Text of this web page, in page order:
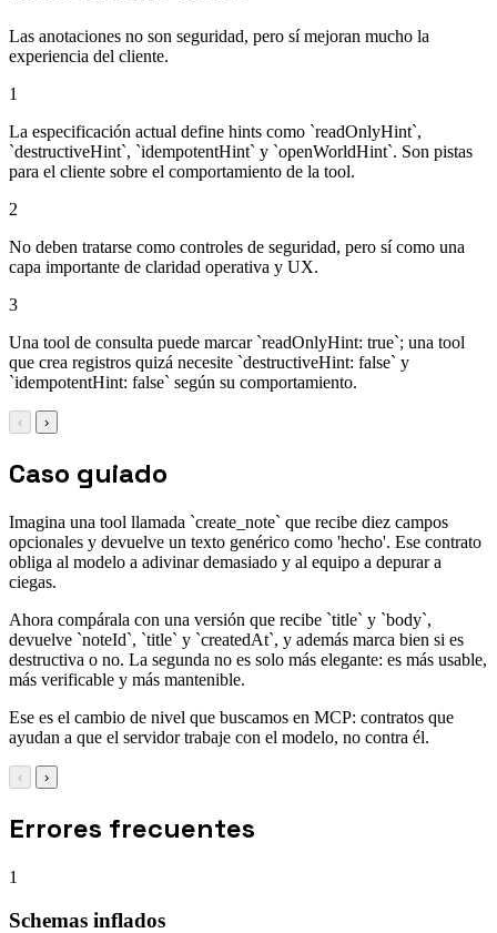
Las anotaciones no son seguridad, pero sí mejoran mucho la
experiencia del cliente.
1
La especificación actual define hints como `readOnlyHint`,
`destructiveHint`, `idempotentHint` y `openWorldHint`. Son pistas
para el cliente sobre el comportamiento de la tool.
2
No deben tratarse como controles de seguridad, pero sí como una
capa importante de claridad operativa y UX.
3
Una tool de consulta puede marcar `readOnlyHint: true`; una tool
que crea registros quizá necesite `destructiveHint: false` y
`idempotentHint: false` según su comportamiento.
‹ ›
Caso guiado
Imagina una tool llamada `create_note` que recibe diez campos
opcionales y devuelve un texto genérico como 'hecho'. Ese contrato
obliga al modelo a adivinar demasiado y al equipo a depurar a
ciegas.
Ahora compárala con una versión que recibe `title` y `body`,
devuelve `noteId`, `title` y `createdAt`, y además marca bien si es
destructiva o no. La segunda no es solo más elegante: es más usable,
más verificable y más mantenible.
Ese es el cambio de nivel que buscamos en MCP: contratos que
ayudan a que el servidor trabaje con el modelo, no contra él.
‹ ›
Errores frecuentes
1
Schemas inflados